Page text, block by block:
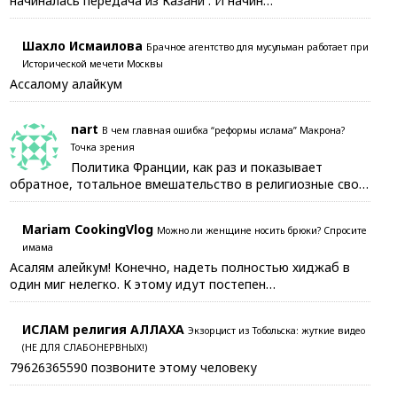
Шахло Исмаилова Брачное агентство для мусульман работает при
Исторической мечети Москвы
Ассалому алайкум
nart В чем главная ошибка “реформы ислама” Макрона?
Точка зрения
Политика Франции, как раз и показывает
обратное, тотальное вмешательство в религиозные сво…
Mariam CookingVlog Можно ли женщине носить брюки? Спросите
имама
Асалям алейкум! Конечно, надеть полностью хиджаб в
один миг нелегко. К этому идут постепен…
ИСЛАМ религия АЛЛАХА Экзорцист из Тобольска: жуткие видео
(НЕ ДЛЯ СЛАБОНЕРВНЫХ!)
79626365590 позвоните этому человеку